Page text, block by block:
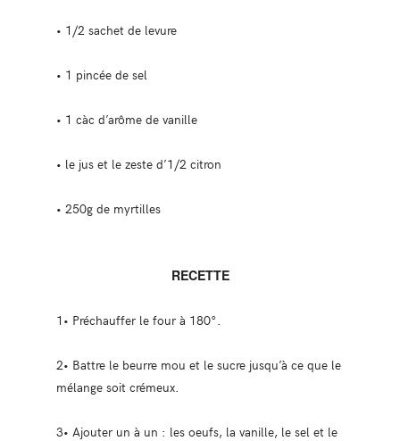
• 1/2 sachet de levure
• 1 pincée de sel
• 1 càc d’arôme de vanille
• le jus et le zeste d’1/2 citron
• 250g de myrtilles
RECETTE
1• Préchauffer le four à 180°.
2• Battre le beurre mou et le sucre jusqu’à ce que le
mélange soit crémeux.
3• Ajouter un à un : les oeufs, la vanille, le sel et le